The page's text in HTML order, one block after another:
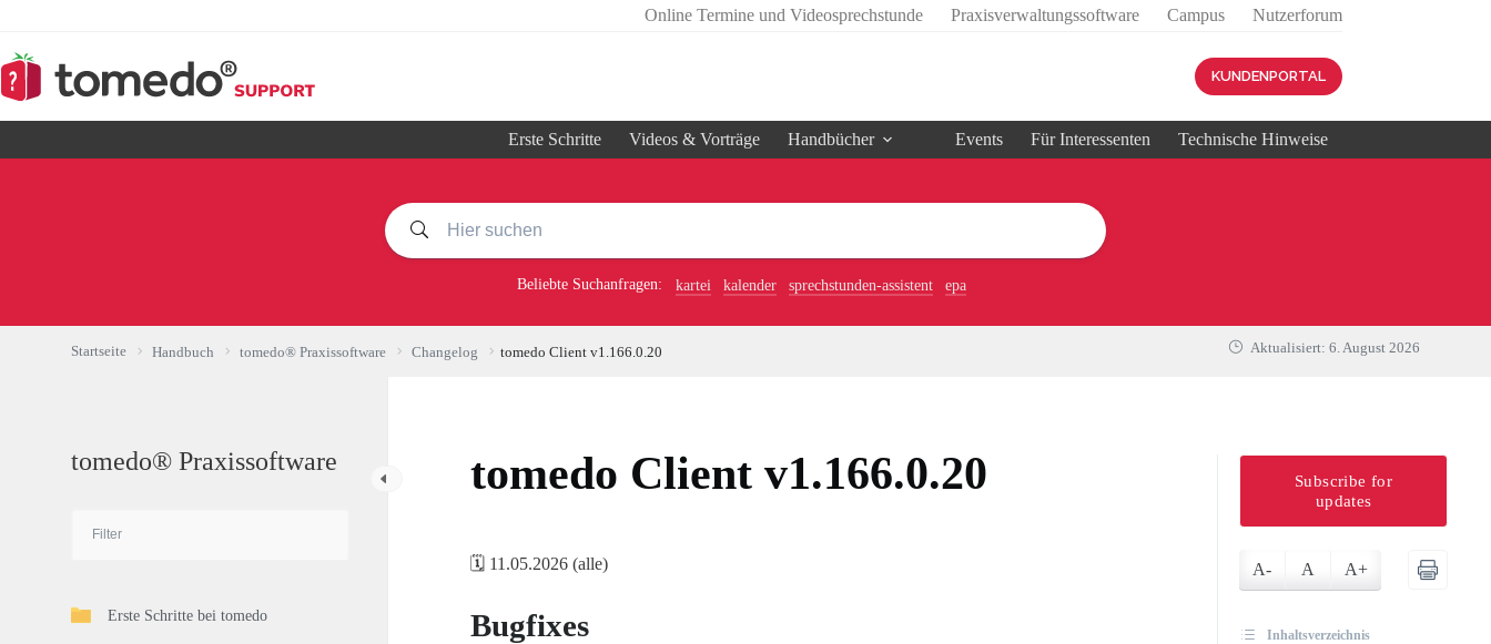
springen
Online Termine und Videosprechstunde Praxisverwaltungssoftware Campus Nutzerforum
KUNDENPORTAL
Erste Schritte Videos & Vorträge Handbücher Events Für Interessenten Technische Hinweise
Beliebte Suchanfragen: kartei kalender sprechstunden-assistent epa
Startseite Handbuch tomedo® Praxissoftware Changelog tomedo Client v1.166.0.20 Aktualisiert: 6. August 2026
tomedo® Praxissoftware
Erste Schritte bei tomedo
tomedo Client v1.166.0.20
🗓️ 11.05.2026 (alle)
Bugfixes
Subscribe for
updates
A- A A+
Inhaltsverzeichnis